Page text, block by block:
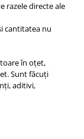
razele directe ale
cantitatea nu
în oțet,
. Sunt făcuți
aditivi,